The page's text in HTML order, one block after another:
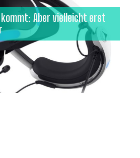
kommt: Aber vielleicht erst